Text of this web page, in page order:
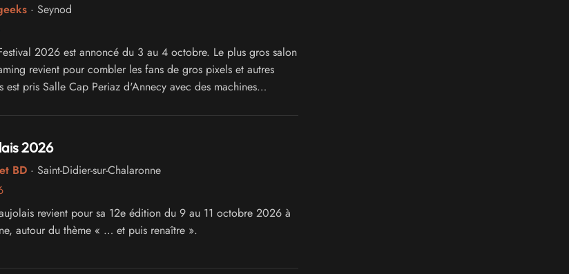
· Seynod
2026 est annoncé du 3 au 4 octobre. Le plus gros salon
revient pour combler les fans de gros pixels et autres
est pris Salle Cap Periaz d'Annecy avec des machines
2026
BD· Saint-Didier-sur-Chalaronne
revient pour sa 12e édition du 9 au 11 octobre 2026 à
autour du thème « … et puis renaître ».